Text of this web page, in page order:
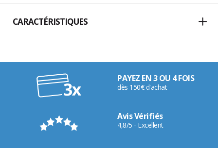
CARACTÉRISTIQUES
PAYEZ EN 3 OU 4 FOIS
dès 150€ d'achat
Avis Vérifiés
4,8/5 - Excellent